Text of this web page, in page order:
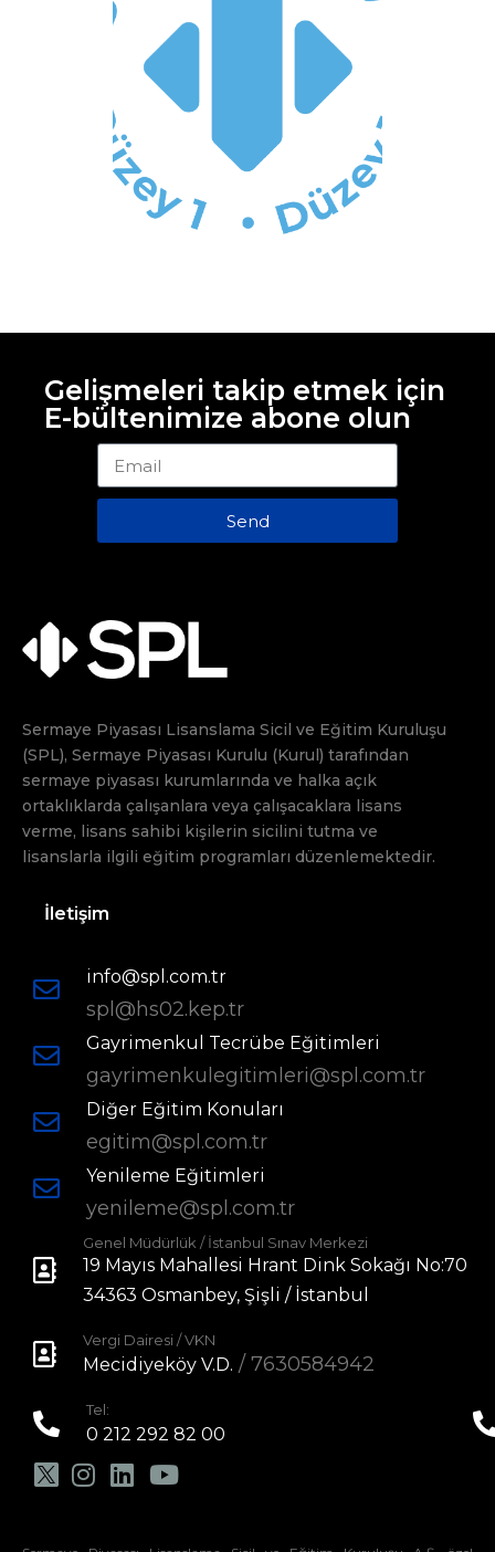
Gelişmeleri takip etmek için
E-bültenimize abone olun
Send
Sermaye Piyasası Lisanslama Sicil ve Eğitim Kuruluşu
(SPL), Sermaye Piyasası Kurulu (Kurul) tarafından
sermaye piyasası kurumlarında ve halka açık
ortaklıklarda çalışanlara veya çalışacaklara lisans
verme, lisans sahibi kişilerin sicilini tutma ve
lisanslarla ilgili eğitim programları düzenlemektedir.
İletişim
info@spl.com.tr
spl@hs02.kep.tr
Gayrimenkul Tecrübe Eğitimleri
gayrimenkulegitimleri@spl.com.tr
Diğer Eğitim Konuları
egitim@spl.com.tr
Yenileme Eğitimleri
yenileme@spl.com.tr
Genel Müdürlük / İstanbul Sınav Merkezi
19 Mayıs Mahallesi Hrant Dink Sokağı No:70
34363 Osmanbey, Şişli / İstanbul
Vergi Dairesi / VKN
Mecidiyeköy V.D. / 7630584942
Tel:
0 212 292 82 00